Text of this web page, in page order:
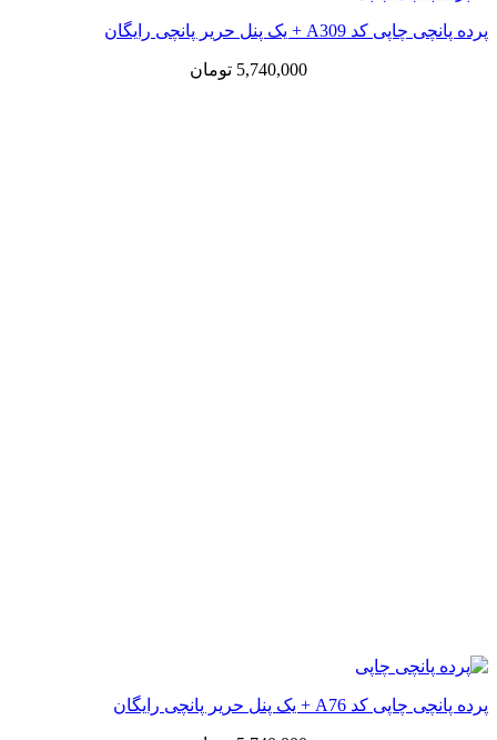
پرده پانچی چاپی کد A309 + یک پنل حریر پانچی رایگان
5,740,000 تومان
پرده پانچی چاپی کد A76 + یک پنل حریر پانچی رایگان